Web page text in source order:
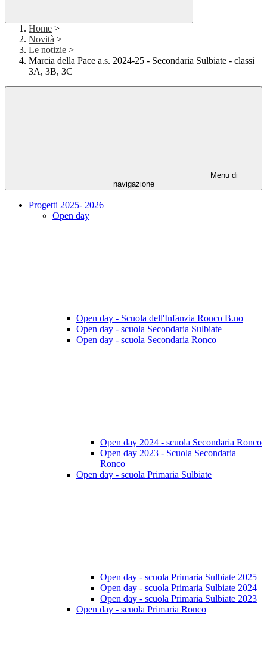
Home >
Novità >
Le notizie >
Marcia della Pace a.s. 2024-25 - Secondaria Sulbiate - classi
3A, 3B, 3C
Menu di
navigazione
Progetti 2025- 2026
Open day
Open day - Scuola dell'Infanzia Ronco B.no
Open day - scuola Secondaria Sulbiate
Open day - scuola Secondaria Ronco
Open day 2024 - scuola Secondaria Ronco
Open day 2023 - Scuola Secondaria
Ronco
Open day - scuola Primaria Sulbiate
Open day - scuola Primaria Sulbiate 2025
Open day - scuola Primaria Sulbiate 2024
Open day - scuola Primaria Sulbiate 2023
Open day - scuola Primaria Ronco